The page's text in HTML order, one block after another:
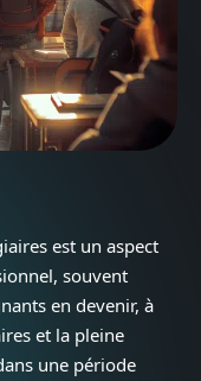
est un aspect
souvent
en devenir, à
et la pleine
une période